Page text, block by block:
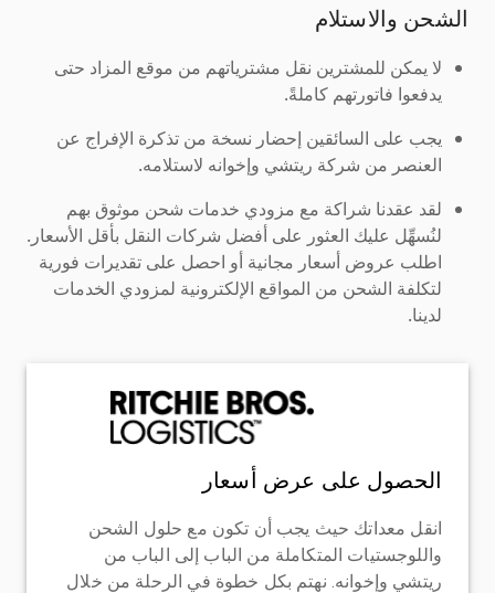
الشحن والاستلام
لا يمكن للمشترين نقل مشترياتهم من موقع المزاد حتى
يدفعوا فاتورتهم كاملةً.
يجب على السائقين إحضار نسخة من تذكرة الإفراج عن
العنصر من شركة ريتشي وإخوانه لاستلامه.
لقد عقدنا شراكة مع مزودي خدمات شحن موثوق بهم
لنُسهِّل عليك العثور على أفضل شركات النقل بأقل الأسعار.
اطلب عروض أسعار مجانية أو احصل على تقديرات فورية
لتكلفة الشحن من المواقع الإلكترونية لمزودي الخدمات
لدينا.
الحصول على عرض أسعار
انقل معداتك حيث يجب أن تكون مع حلول الشحن
واللوجستيات المتكاملة من الباب إلى الباب من
ريتشي وإخوانه. نهتم بكل خطوة في الرحلة من خلال